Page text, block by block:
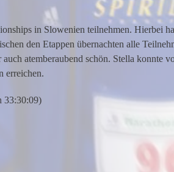
in Slowenien teilnehmen. Hierbei
den Etappen übernachten alle
atemberaubend schön. Stella konnte
erreichen.
33:30:09)